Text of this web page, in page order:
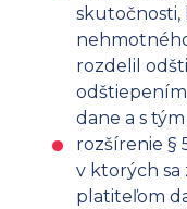
rozdelil
dane a s
rozšírenie §
v ktorých sa
platiteľom